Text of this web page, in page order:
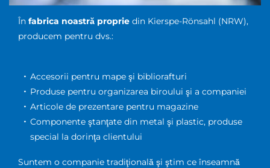
În fabrica noastră proprie din Kierspe-Rönsahl (NRW),
producem pentru dvs.:
Accesorii pentru mape şi bibliorafturi
Produse pentru organizarea biroului şi a companiei
Articole de prezentare pentru magazine
Componente ştanţate din metal şi plastic, produse
special la dorinţa clientului
Suntem o companie tradiţională şi ştim ce înseamnă